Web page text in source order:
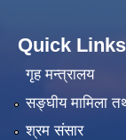
Quick Links
गृह मन्त्रालय
सङ्‍घीय मामिला
श्रम संसार